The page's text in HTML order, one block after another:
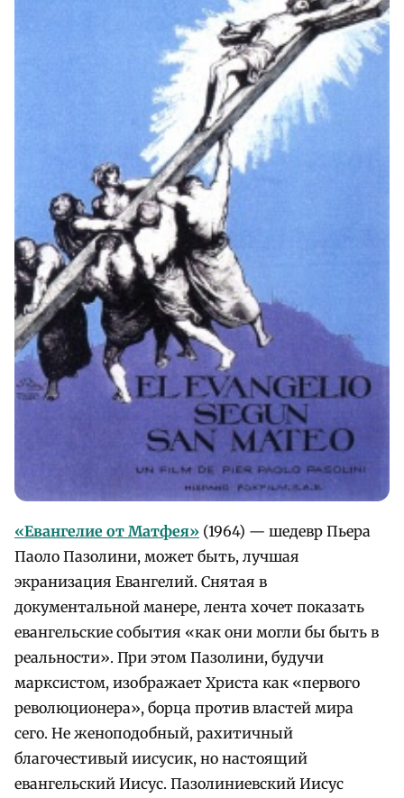
«Евангелие от Матфея» (1964) — шедевр Пьера
Паоло Пазолини, может быть, лучшая
экранизация Евангелий. Снятая в
документальной манере, лента хочет показать
евангельские события «как они могли бы быть в
реальности». При этом Пазолини, будучи
марксистом, изображает Христа как «первого
революционера», борца против властей мира
сего. Не женоподобный, рахитичный
благочестивый иисусик, но настоящий
евангельский Иисус. Пазолиниевский Иисус